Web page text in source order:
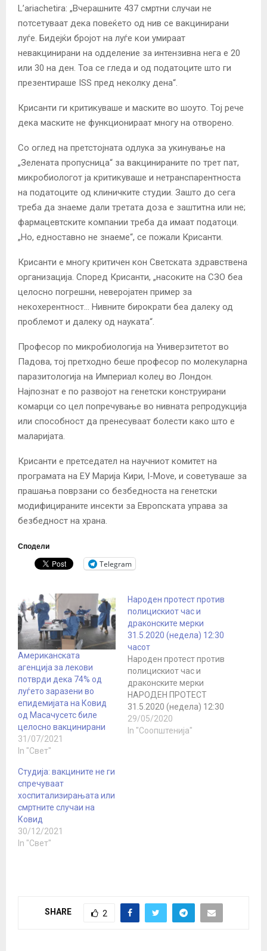
L’ariachetira: „Вчерашните 437 смртни случаи не
потсетуваат дека повеќето од нив се вакцинирани
луѓе. Бидејќи бројот на луѓе кои умираат
невакцинирани на одделение за интензивна нега е 20
или 30 на ден. Тоа се гледа и од податоците што ги
презентираше ISS пред неколку дена“.
Крисанти ги критикуваше и маските во шоуто. Тој рече
дека маските не функционираат многу на отворено.
Со оглед на претстојната одлука за укинување на
„Зелената пропусница“ за вакцинираните по трет пат,
микробиологот ја критикуваше и нетранспарентноста
на податоците од клиничките студии. Зашто до сега
треба да знаеме дали третата доза е заштитна или не;
фармацевтските компании треба да имаат податоци.
„Но, едноставно не знаеме“, се пожали Крисанти.
Крисанти е многу критичен кон Светската здравствена
организација. Според Крисанти, „насоките на СЗО беа
целосно погрешни, неверојатен пример за
некохерентност… Нивните бирократи беа далеку од
проблемот и далеку од науката“.
Професор по микробиологија на Универзитетот во
Падова, тој претходно беше професор по молекуларна
паразитологија на Империал колеџ во Лондон.
Најпознат е по развојот на генетски конструирани
комарци со цел попречување во нивната репродукција
или способност да пренесуваат болести како што е
маларијата.
Крисанти е претседател на научниот комитет на
програмата на ЕУ Марија Кири, I-Move, и советуваше за
прашања поврзани со безбедноста на генетски
модифицираните инсекти за Европската управа за
безбедност на храна.
Сподели
Telegram
Американската
агенција за лекови
потврди дека 74% од
луѓето заразени во
епидемијата на Ковид
од Масачусетс биле
целосно вакцинирани
31/07/2021
In "Свет"
Народен протест против
полицискиот час и
драконските мерки
31.5.2020 (недела) 12:30
часот
Народен протест против
полицискиот час и
драконските мерки
НАРОДЕН ПРОТЕСТ
31.5.2020 (недела) 12:30
часот, збирно место
Сајмиште, паркинг.
29/05/2020
In "Соопштенија"
Студија: вакцините не ги
спречуваат
хоспитализирањата или
смртните случаи на
Ковид
30/12/2021
In "Свет"
SHARE 2